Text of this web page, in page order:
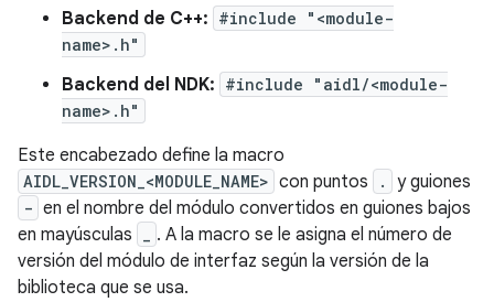
Backend de C++: #include "<module-
name>.h"
Backend del NDK: #include "aidl/<module-
name>.h"
Este encabezado define la macro
AIDL_VERSION_<MODULE_NAME> con puntos . y guiones
- en el nombre del módulo convertidos en guiones bajos
en mayúsculas
. A la macro se le asigna el número de
versión del módulo de interfaz según la versión de la
biblioteca que se usa.